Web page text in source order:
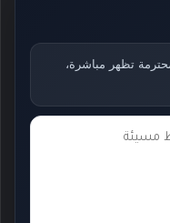
تظهر مباشرة،